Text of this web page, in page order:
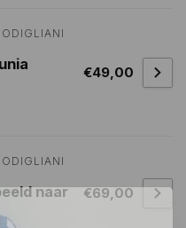
€49,00
naar
€69,00